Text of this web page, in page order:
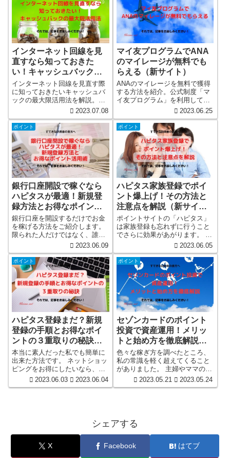
で、詳しく解説しています。
インターネット回線を見
直すなら知っておきた
い！キャッシュバックの
最大限活用法を貰いまし
ょう（新サイト）
インターネット回線を見直す際
に知っておきたいキャッシュバ
ックの最大限活用法を解説。ポ
イントサイトを活用し、あなた
をより有益なものにしましょ
う。
2023.07.08
マイ友プログラムでANA
のマイレージが無料でも
らえる（新サイト）
ANAのマイレージを無料で獲得
する方法を紹介。公式制度「マ
イ友プログラム」を利用して、
簡単にマイレージを貯めること
2023.06.25
ポイント
銀行口座開設で稼ぐなら
ハピタスが最適！新規登
録方法とお得なポイント
活用術（新サイト）
銀行口座を開設するだけでお金
を稼げる方法をご紹介します。
限られた人だけではなく、誰で
も出来る方法です。 初めての方
でも簡単に始められる。 銀行口
座開設でお金を稼ぎたい方、さ
あ、銀行口座開設で稼げる世界
へ一緒に飛び込んでみましょ
う！
2023.06.09
ポイント
ハピタス家族登録でポイ
ント爆上げ！その方法と
注意点を解説（新サイ
ト）
ポイントサイトの「ハピタス」
は家族登録も忘れずに行うこと
でさらに効果があがります。 こ
の記事では、家族登録の方法と
そのメリット、そして注意点を
詳しく解説します。 一緒にポイ
ントをガンガン貯めてみません
か？ ポイントサイトの「ハピタ
ス」は家族登録が厳しく規制さ
れていません。
2023.06.05
ポイント
ハピタス登録まだ？新規
登録の手順とお得なポイ
ントの３重取りの秘訣
（新サイト）
本当に素人だった私でも簡単に
出来た方法です。 ネットショッ
ピングをお得にしたいなら、ハ
ピタスを利用するのががおすす
め！ ハピタスを利用すれば、通
３重取りの秘訣を紹介します。
2023.06.03 2023.06.04
ポイント
セゾンカードのポイント
投資で資産運用！メリッ
トと始め方を徹底解説
（新サイト）
色々な稼ぎ方を調べたところ、
私の常識を軽く超えてくること
がありました。 主婦やママの皆
さんに朗報です！ セゾンカード
のポイント投資で資産運用を始
2023.05.21 2023.05.24
シェアする
X Facebook はてブ